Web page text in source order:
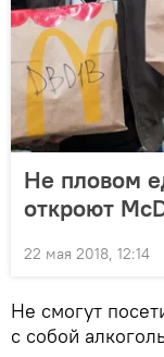
Не пловом
откроют
22 мая 2018, 12:14
Не смогут
с собой